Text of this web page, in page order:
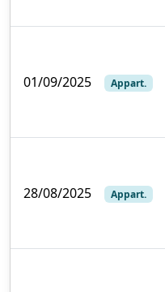
01/09/2025 Appart.
28/08/2025 Appart.